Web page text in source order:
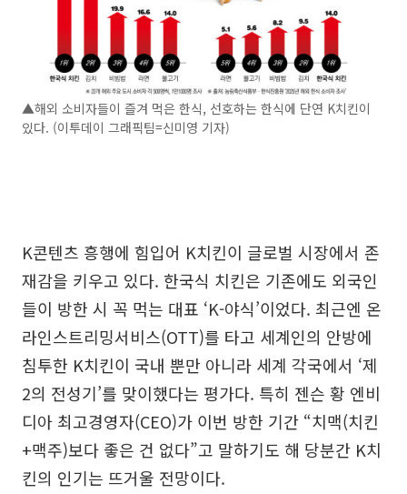
▲해외 소비자들이 즐겨 먹은 한식, 선호하는 한식에 단연 K치킨이
있다. (이투데이 그래픽팀=신미영 기자)
K콘텐츠 흥행에 힘입어 K치킨이 글로벌 시장에서 존
재감을 키우고 있다. 한국식 치킨은 기존에도 외국인
들이 방한 시 꼭 먹는 대표 ‘K-야식’이었다. 최근엔 온
라인스트리밍서비스(OTT)를 타고 세계인의 안방에
침투한 K치킨이 국내 뿐만 아니라 세계 각국에서 ‘제
2의 전성기’를 맞이했다는 평가다. 특히 젠슨 황 엔비
디아 최고경영자(CEO)가 이번 방한 기간 “치맥(치킨
+맥주)보다 좋은 건 없다”고 말하기도 해 당분간 K치
킨의 인기는 뜨거울 전망이다.